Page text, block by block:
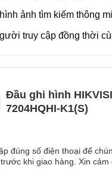
ảnh tìm kiếm thông
truy cập đồng thời
Đầu ghi hình
7204HQHI-K1(S)
đúng số điện thoại để
khi giao hàng. Xin cảm